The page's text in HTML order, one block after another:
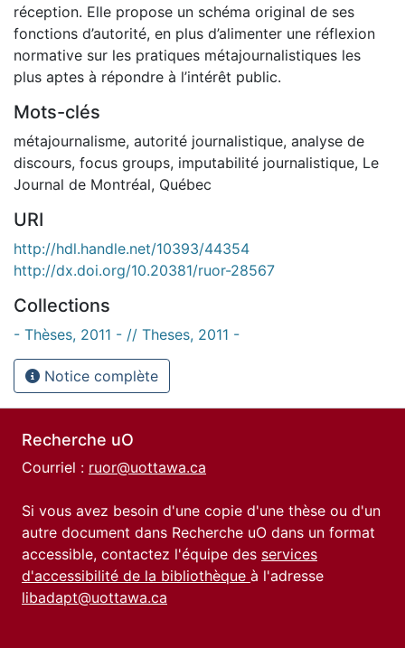
réception. Elle propose un schéma original de ses
fonctions d’autorité, en plus d’alimenter une réflexion
normative sur les pratiques métajournalistiques les
plus aptes à répondre à l’intérêt public.
Mots-clés
métajournalisme, autorité journalistique, analyse de
discours, focus groups, imputabilité journalistique, Le
Journal de Montréal, Québec
URI
http://hdl.handle.net/10393/44354
http://dx.doi.org/10.20381/ruor-28567
Collections
- Thèses, 2011 - // Theses, 2011 -
Notice complète
Recherche uO
Courriel : ruor@uottawa.ca
Si vous avez besoin d'une copie d'une thèse ou d'un
autre document dans Recherche uO dans un format
accessible, contactez l'équipe des services
d'accessibilité de la bibliothèque à l'adresse
libadapt@uottawa.ca